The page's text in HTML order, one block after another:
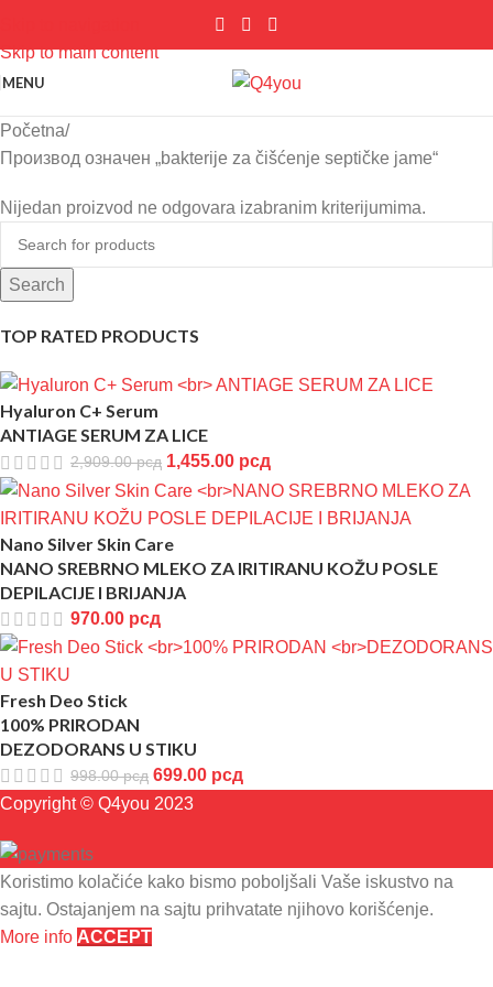
Skip to main content
MENU
TOP RATED PRODUCTS
Hyaluron C+ Serum
ANTIAGE SERUM ZA LICE
2,909.00рсд 1,455.00 рсд
Nano Silver Skin Care
NANO SREBRNO MLEKO ZA IRITIRANU KOŽU POSLE
DEPILACIJE I BRIJANJA
970.00 рсд
Fresh Deo Stick
100% PRIRODAN
DEZODORANS U STIKU
998.00рсд 699.00 рсд
Početna
Производ oзначен „bakterije za čišćenje septičke jame“
Nijedan proizvod ne odgovara izabranim kriterijumima.
Search
Copyright © Q4you 2023
Koristimo kolačiće kako bismo poboljšali Vaše iskustvo na
sajtu. Ostajanjem na sajtu prihvatate njihovo korišćenje.
More info ACCEPT